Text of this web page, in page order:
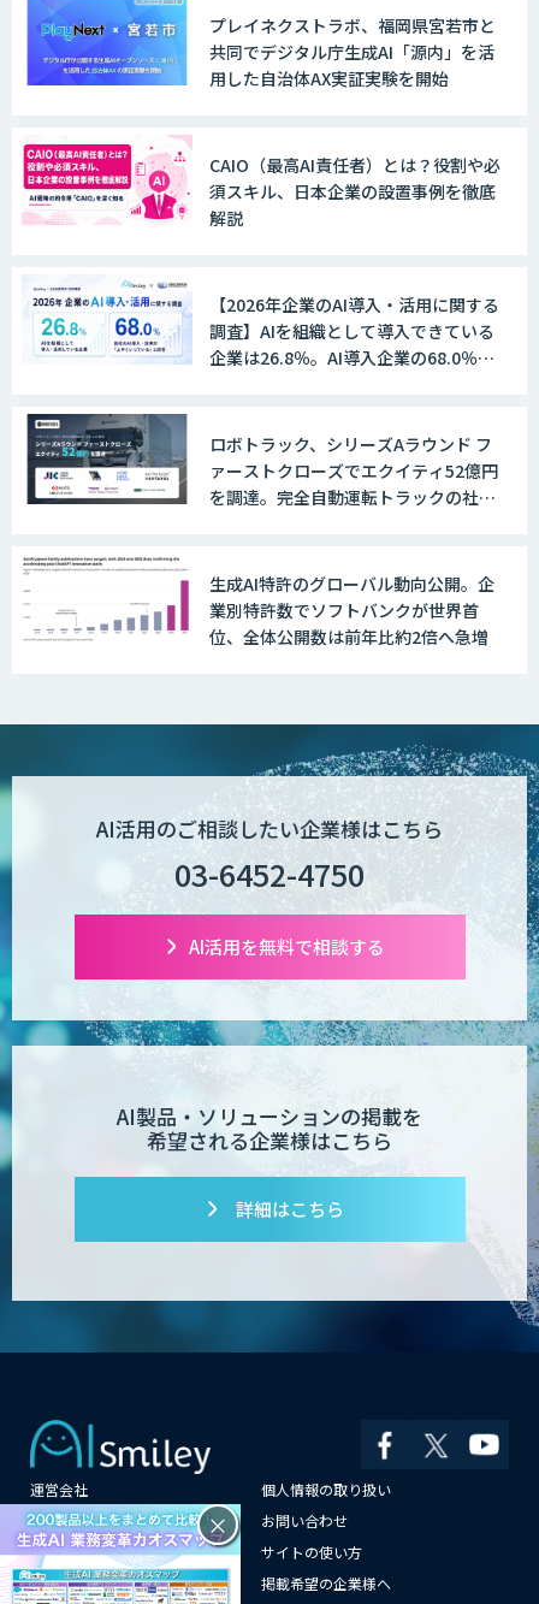
AI 受託開発・導入支援
TERAS AIカメラソリューション
AI・DXコンサルティング伴走支援サービ
ス
FUNNELシリーズ
AI受託開発（データ分析・画像認識）
析総合ソリューション
デジパーク
デジフロー
大型車専用 巻き込み警告システム SEES-
1000シリーズ
プレイネクストラボ、福岡県宮若市と
共同でデジタル庁生成AI「源内」を活
用した自治体AX実証実験を開始
CAIO（最高AI責任者）とは？役割や必
須スキル、日本企業の設置事例を徹底
解説
【2026年企業のAI導入・活用に関する
調査】AIを組織として導入できている
企業は26.8％。AI導入企業の68.0％
ロボトラック、シリーズAラウンド フ
ァーストクローズでエクイティ52億円
を調達。完全自動運転トラックの社会
生成AI特許のグローバル動向公開。企
業別特許数でソフトバンクが世界首
位、全体公開数は前年比約2倍へ急増
AI活用のご相談したい企業様はこちら
03-6452-4750
AI活用を無料で相談する
AI製品・ソリューションの掲載を
希望される企業様はこちら
詳細はこちら
運営会社
個人情報の取り扱い
よくある質問
お問い合わせ
メールマガジン登録
サイトの使い方
情報提供はこちらから
掲載希望の企業様へ
×